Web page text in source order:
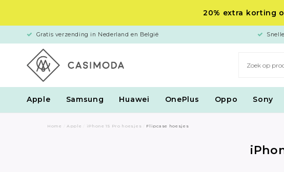
20% extra korting
Gratis verzending in Nederland en België
Apple Samsung Huawei OnePlus Oppo Sony
Home Apple iPhone 15 Pro hoesjes Flipcase hoesjes